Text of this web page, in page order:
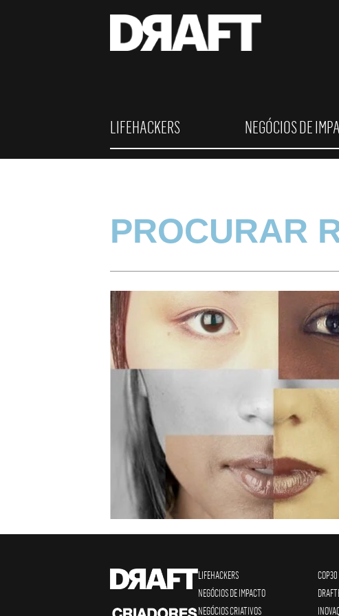
LIFEHACKERS NEGÓCIOS DE
PROCURAR
LIFEHACKERS
NEGÓCIOS DE IMPACTO
NEGÓCIOS CRIATIVOS
COP30